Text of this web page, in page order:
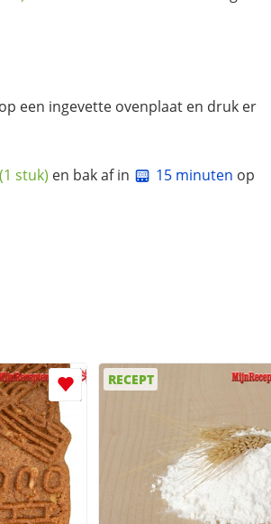
een ingevette ovenplaat en druk er
(1 stuk) en bak af in 15 minuten op
RECEPT